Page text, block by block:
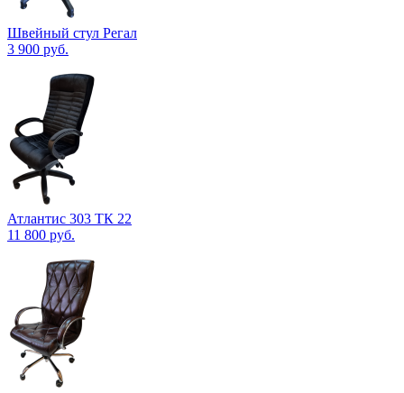
Швейный стул Регал
3 900 руб.
Атлантис 303 ТК 22
11 800 руб.